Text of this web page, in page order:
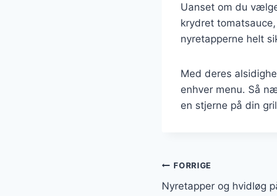
Uanset om du
krydret
nyretapperne helt
Med deres
enhver menu. Så
en stjerne på din
FORRIGE
Nyretapper og hvidløg